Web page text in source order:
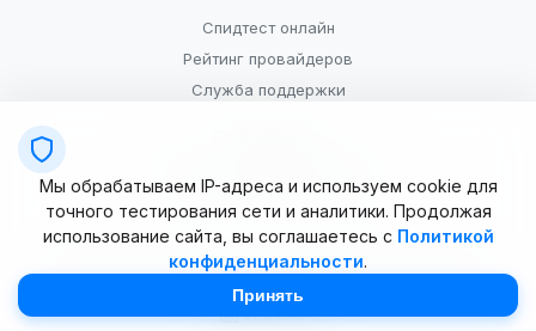
Спидтест онлайн
Рейтинг провайдеров
Служба поддержки
Условия использования
© 2025–2026 OpenSpeedTest (ИП Долматова В.В.). Все права
Мы обрабатываем IP-адреса и используем cookie для
точного тестирования сети и аналитики. Продолжая
использование сайта, вы соглашаетесь с Политикой
конфиденциальности.
Принять